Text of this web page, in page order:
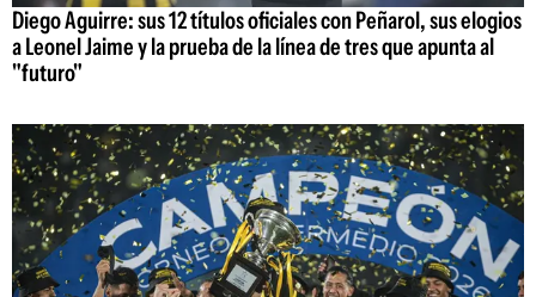
Diego Aguirre: sus 12 títulos oficiales con Peñarol, sus elogios
a Leonel Jaime y la prueba de la línea de tres que apunta al
"futuro"